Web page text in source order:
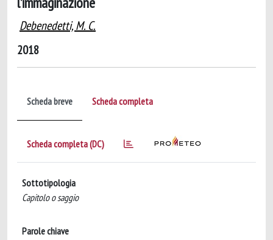
Debenedetti, M. C.
2018
Scheda breve Scheda completa
Scheda completa (DC)
Sottotipologia
Capitolo o saggio
Parole chiave